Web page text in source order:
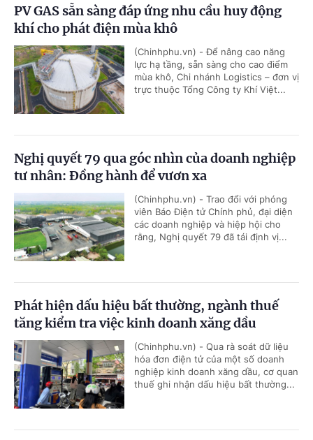
PV GAS sẵn sàng đáp ứng nhu cầu huy động
khí cho phát điện mùa khô
(Chinhphu.vn) - Để nâng cao năng
lực hạ tầng, sẵn sàng cho cao điểm
mùa khô, Chi nhánh Logistics – đơn vị
trực thuộc Tổng Công ty Khí Việt...
Nghị quyết 79 qua góc nhìn của doanh nghiệp
tư nhân: Đồng hành để vươn xa
(Chinhphu.vn) - Trao đổi với phóng
viên Báo Điện tử Chính phủ, đại diện
các doanh nghiệp và hiệp hội cho
rằng, Nghị quyết 79 đã tái định vị...
Phát hiện dấu hiệu bất thường, ngành thuế
tăng kiểm tra việc kinh doanh xăng dầu
(Chinhphu.vn) - Qua rà soát dữ liệu
hóa đơn điện tử của một số doanh
nghiệp kinh doanh xăng dầu, cơ quan
thuế ghi nhận dấu hiệu bất thường...